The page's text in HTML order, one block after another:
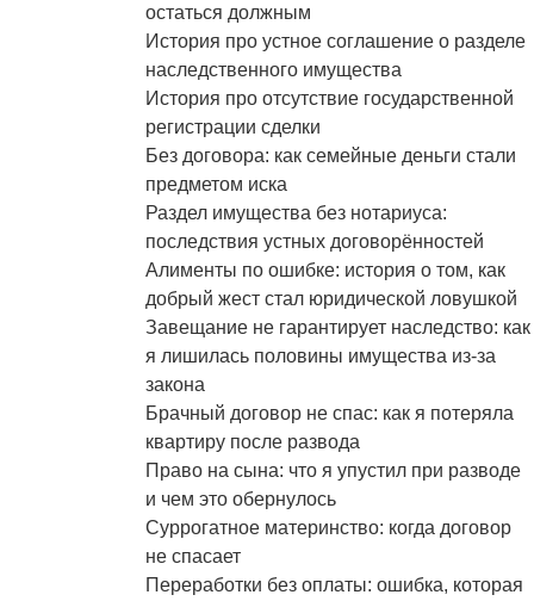
остаться должным
История про устное соглашение о разделе
наследственного имущества
История про отсутствие государственной
регистрации сделки
Без договора: как семейные деньги стали
предметом иска
Раздел имущества без нотариуса:
последствия устных договорённостей
Алименты по ошибке: история о том, как
добрый жест стал юридической ловушкой
Завещание не гарантирует наследство: как
я лишилась половины имущества из‑за
закона
Брачный договор не спас: как я потеряла
квартиру после развода
Право на сына: что я упустил при разводе
и чем это обернулось
Суррогатное материнство: когда договор
не спасает
Переработки без оплаты: ошибка, которая